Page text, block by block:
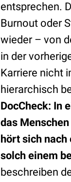
entsprechen.
Burnout oder
wieder – von
in der
Karriere nicht
hierarchisch
DocCheck: In
das
hört sich nach
solch einem
beschreiben